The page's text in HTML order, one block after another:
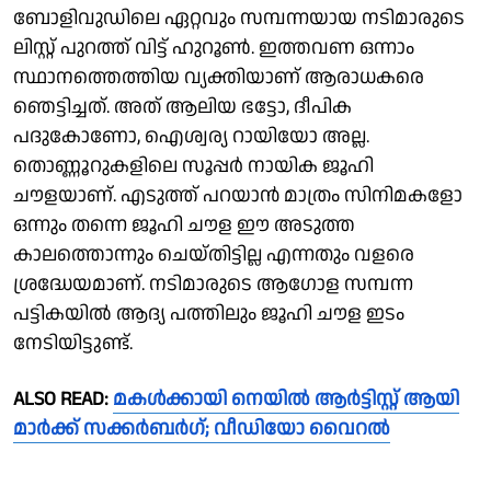
ബോളിവുഡിലെ ഏറ്റവും സമ്പന്നയായ നടിമാരുടെ
ലിസ്റ്റ് പുറത്ത് വിട്ട് ഹുറൂൺ. ഇത്തവണ ഒന്നാം
സ്ഥാനത്തെത്തിയ വ്യക്തിയാണ് ആരാധകരെ
ഞെട്ടിച്ചത്. അത് ആലിയ ഭട്ടോ, ദീപിക
പദുകോണോ, ഐശ്വര്യ റായിയോ അല്ല.
തൊണ്ണൂറുകളിലെ സൂപ്പർ നായിക ജൂഹി
ചൗളയാണ്. എടുത്ത് പറയാൻ മാത്രം സിനിമകളോ
ഒന്നും തന്നെ ജൂഹി ചൗള ഈ അടുത്ത
കാലത്തൊന്നും ചെയ്തിട്ടില്ല എന്നതും വളരെ
ശ്രദ്ധേയമാണ്. നടിമാരുടെ ആഗോള സമ്പന്ന
പട്ടികയിൽ ആദ്യ പത്തിലും ജൂഹി ചൗള ഇടം
നേടിയിട്ടുണ്ട്.
ALSO READ: മകൾക്കായി നെയിൽ ആർട്ടിസ്റ്റ് ആയി
മാർക്ക് സക്കർബർഗ്; വീഡിയോ വൈറല്‍